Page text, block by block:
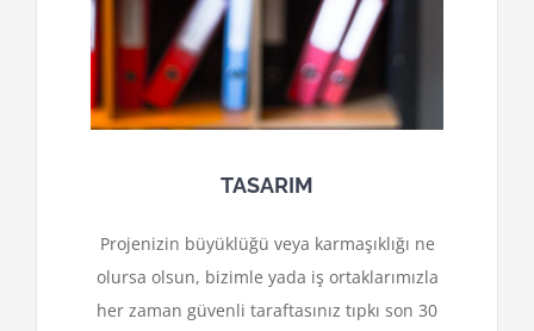
TASARIM
Projenizin büyüklüğü veya karmaşıklığı ne
olursa olsun, bizimle yada iş ortaklarımızla
her zaman güvenli taraftasınız tıpkı son 30